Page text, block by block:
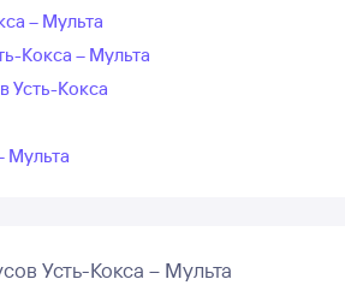
– Мульта
Кокса – Мульта
Усть-Кокса
Мульта
Усть-Кокса – Мульта